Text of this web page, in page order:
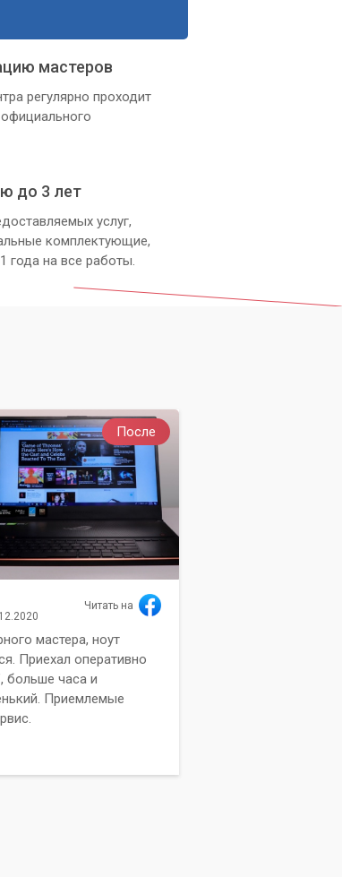
мастеров
регулярно проходит
до 3 лет
услуг,
комплектующие,
года на все работы.
После
Читать на
мастера, ноут
Приехал оперативно
больше часа и
Приемлемые